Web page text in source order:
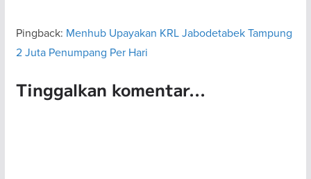
Pingback: Menhub Upayakan KRL Jabodetabek Tampung
2 Juta Penumpang Per Hari
Tinggalkan komentar...